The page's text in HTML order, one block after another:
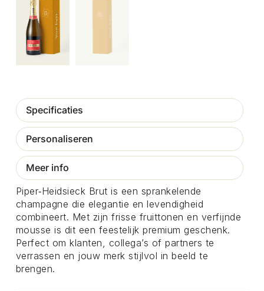
Specificaties
Personaliseren
Meer info
Piper‑Heidsieck Brut is een sprankelende
champagne die elegantie en levendigheid
combineert. Met zijn frisse fruittonen en verfijnde
mousse is dit een feestelijk premium geschenk.
Perfect om klanten, collega’s of partners te
verrassen en jouw merk stijlvol in beeld te
brengen.